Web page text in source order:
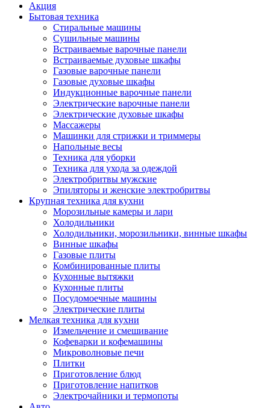
Акция
Бытовая техника
Стиральные машины
Сушильные машины
Встраиваемые варочные панели
Встраиваемые духовые шкафы
Газовые варочные панели
Газовые духовые шкафы
Индукционные варочные панели
Электрические варочные панели
Электрические духовые шкафы
Массажеры
Машинки для стрижки и триммеры
Напольные весы
Техника для уборки
Техника для ухода за одеждой
Электробритвы мужские
Эпиляторы и женские электробритвы
Крупная техника для кухни
Морозильные камеры и лари
Холодильники
Холодильники, морозильники, винные шкафы
Винные шкафы
Газовые плиты
Комбинированные плиты
Кухонные вытяжки
Кухонные плиты
Посудомоечные машины
Электрические плиты
Мелкая техника для кухни
Измельчение и смешивание
Кофеварки и кофемашины
Микроволновые печи
Плитки
Приготовление блюд
Приготовление напитков
Электрочайники и термопоты